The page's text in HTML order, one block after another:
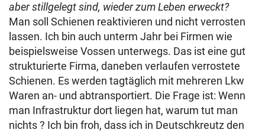
aber stillgelegt sind, wieder zum Leben erweckt?
Man soll Schienen reaktivieren und nicht verrosten
lassen. Ich bin auch unterm Jahr bei Firmen wie
beispielsweise Vossen unterwegs. Das ist eine gut
strukturierte Firma, daneben verlaufen verrostete
Schienen. Es werden tagtäglich mit mehreren Lkw
Waren an- und abtransportiert. Die Frage ist: Wenn
man Infrastruktur dort liegen hat, warum tut man
nichts ? Ich bin froh, dass ich in Deutschkreutz den